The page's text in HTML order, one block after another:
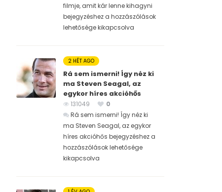
filmje, amit kár lenne kihagyni
bejegyzéshez a hozzászólások
lehetősége kikapcsolva
2 HÉT AGO
Rá sem ismerni! Így néz ki
ma Steven Seagal, az
egykor híres akcióhős
131049
0
Rá sem ismerni! Így néz ki
ma Steven Seagal, az egykor
híres akcióhős bejegyzéshez a
hozzászólások lehetősége
kikapcsolva